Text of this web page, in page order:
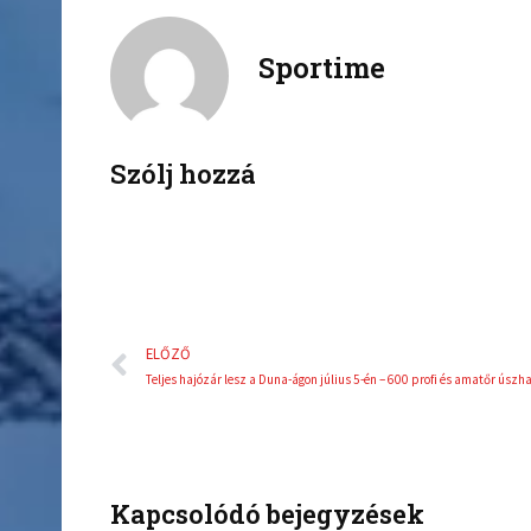
b
Sportime
Szólj hozzá
Előző
ELŐZŐ
Kapcsolódó bejegyzések